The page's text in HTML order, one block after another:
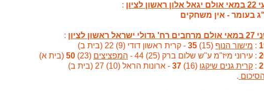
:
בעומר - אין משחקים
לציון
:
: מישור הנוף (15)
35 - קרית ראשון דודי (9) 22 (בית ב)
: עירוני מיז"מ ע"ש שלום ברק (25) 44 - המפציצים (23)
50 (בית א)
: קרית גנים שיקגו (16)
37 - ארונות הראל (10) 27 (בית ב)
.